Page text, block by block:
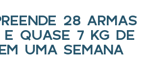
28 ARMAS
E QUASE 7 KG DE
UMA SEMANA